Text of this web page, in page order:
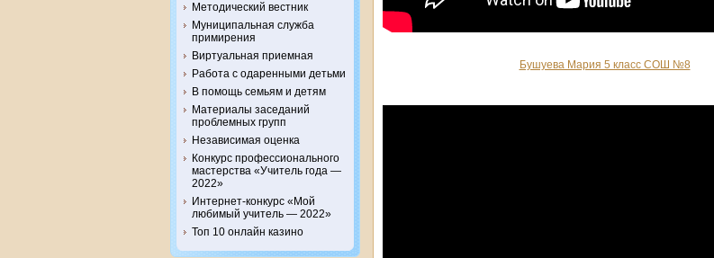
Методический вестник
Муниципальная служба
примирения
Виртуальная приемная
Работа с одаренными детьми
В помощь семьям и детям
Материалы заседаний
проблемных групп
Независимая оценка
Конкурс профессионального
мастерства «Учитель года —
2022»
Интернет-конкурс «Мой
любимый учитель — 2022»
Топ 10 онлайн казино
Бушуева Мария 5 класс СОШ №8